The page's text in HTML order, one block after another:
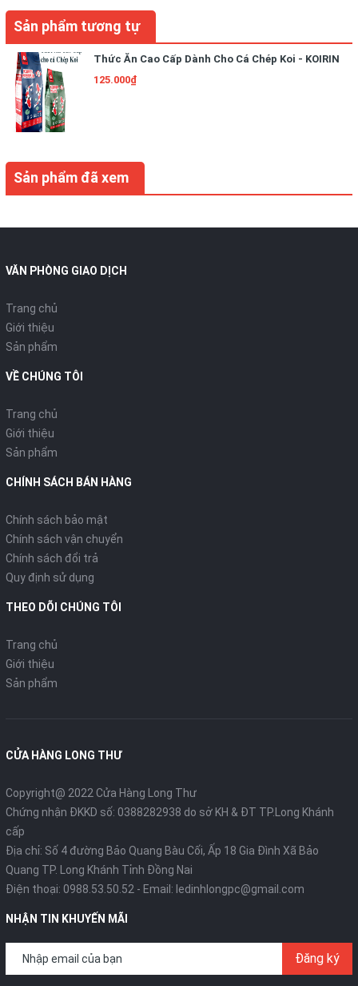
Sản phẩm tương tự
Thức Ăn Cao Cấp Dành Cho Cá Chép Koi - KOIRIN
125.000₫
Sản phẩm đã xem
VĂN PHÒNG GIAO DỊCH
Trang chủ
Giới thiệu
Sản phẩm
VỀ CHÚNG TÔI
Trang chủ
Giới thiệu
Sản phẩm
CHÍNH SÁCH BÁN HÀNG
Chính sách bảo mật
Chính sách vận chuyển
Chính sách đổi trả
Quy định sử dụng
THEO DÕI CHÚNG TÔI
Trang chủ
Giới thiệu
Sản phẩm
CỬA HÀNG LONG THƯ
Copyright@ 2022 Cửa Hàng Long Thư
Chứng nhận ĐKKD số: 0388282938 do sở KH & ĐT TP.Long Khánh
cấp
Địa chỉ: Số 4 đường Bảo Quang Bàu Cối, Ấp 18 Gia Đình Xã Bảo
Quang TP. Long Khánh Tỉnh Đồng Nai
Điện thoại: 0988.53.50.52 - Email: ledinhlongpc@gmail.com
NHẬN TIN KHUYẾN MÃI
Đăng ký